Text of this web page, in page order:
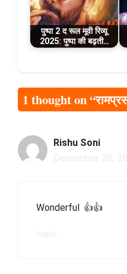
पुष्पा 2 द रूल मूवी रिव्यू
2025: पुष्पा की बढ़ती…
1 thought on
Rishu Soni
Wonderful 👍👍